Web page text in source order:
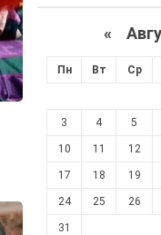
«
Пн Вт Ср
3 4 5
10 11 12
17 18 19
24 25 26
31